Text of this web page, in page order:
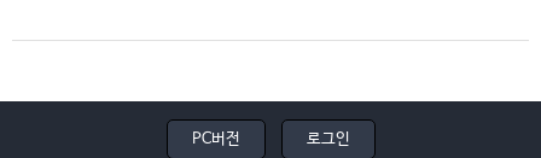
PC버전 로그인